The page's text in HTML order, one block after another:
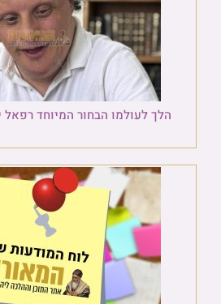
הלך לעולמו הבחור המיוחד רפאל